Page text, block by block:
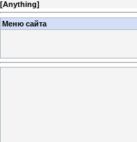
[Anything]
Меню сайта